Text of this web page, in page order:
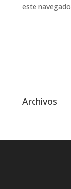
este
Archivos